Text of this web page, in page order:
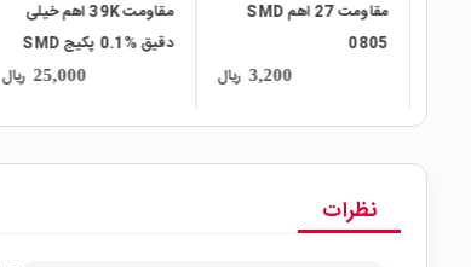
مقاومت 39K اهم خیلی
25,000 ریال
مقاومت 56 اهم SMD
0805
3,200 ریال
نظرات